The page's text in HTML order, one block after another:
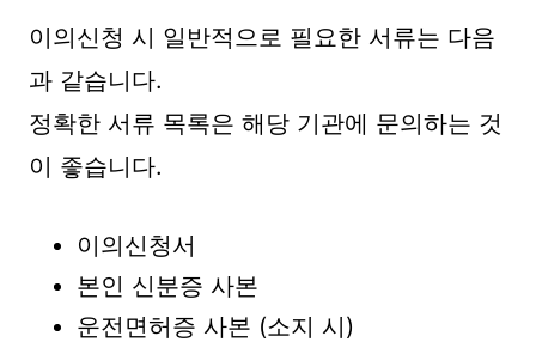
이의신청 시 일반적으로 필요한 서류는 다음
과 같습니다.
정확한 서류 목록은 해당 기관에 문의하는 것
이 좋습니다.
이의신청서
본인 신분증 사본
운전면허증 사본 (소지 시)